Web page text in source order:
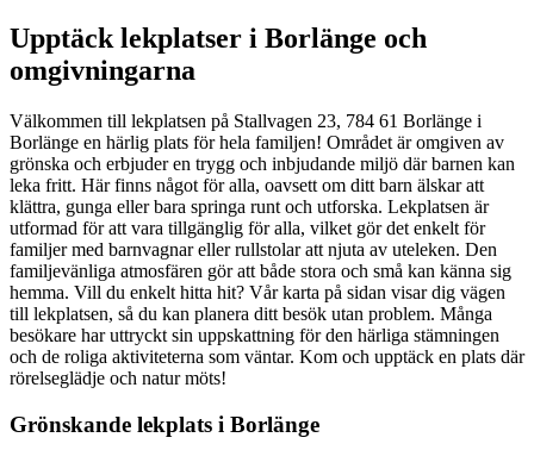
Upptäck lekplatser i Borlänge och
omgivningarna
Välkommen till lekplatsen på Stallvagen 23, 784 61 Borlänge i
Borlänge en härlig plats för hela familjen! Området är omgiven av
grönska och erbjuder en trygg och inbjudande miljö där barnen kan
leka fritt. Här finns något för alla, oavsett om ditt barn älskar att
klättra, gunga eller bara springa runt och utforska. Lekplatsen är
utformad för att vara tillgänglig för alla, vilket gör det enkelt för
familjer med barnvagnar eller rullstolar att njuta av uteleken. Den
familjevänliga atmosfären gör att både stora och små kan känna sig
hemma. Vill du enkelt hitta hit? Vår karta på sidan visar dig vägen
till lekplatsen, så du kan planera ditt besök utan problem. Många
besökare har uttryckt sin uppskattning för den härliga stämningen
och de roliga aktiviteterna som väntar. Kom och upptäck en plats där
rörelseglädje och natur möts!
Grönskande lekplats i Borlänge